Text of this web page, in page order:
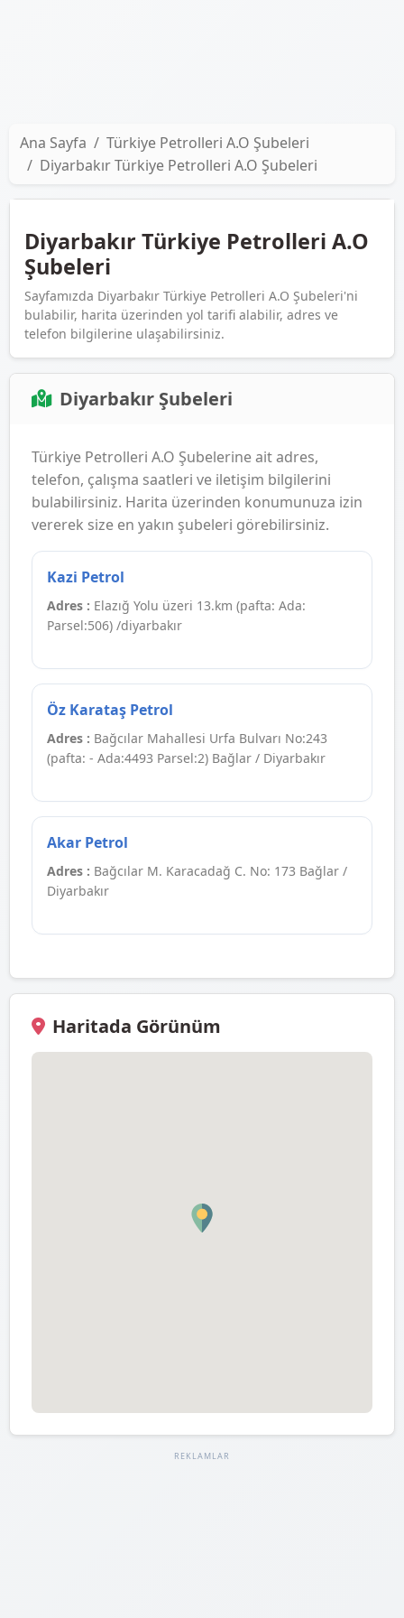
Ana Sayfa
Türkiye Petrolleri A.O Şubeleri
Diyarbakır Türkiye Petrolleri A.O Şubeleri
Diyarbakır Türkiye Petrolleri A.O
Şubeleri
Sayfamızda Diyarbakır Türkiye Petrolleri A.O Şubeleri'ni
bulabilir, harita üzerinden yol tarifi alabilir, adres ve
telefon bilgilerine ulaşabilirsiniz.
Diyarbakır Şubeleri
Türkiye Petrolleri A.O Şubelerine ait adres,
telefon, çalışma saatleri ve iletişim bilgilerini
bulabilirsiniz. Harita üzerinden konumunuza izin
vererek size en yakın şubeleri görebilirsiniz.
Kazi Petrol
Adres : Elazığ Yolu üzeri 13.km (pafta: Ada:
Parsel:506) /diyarbakır
Öz Karataş Petrol
Adres : Bağcılar Mahallesi Urfa Bulvarı No:243
(pafta: - Ada:4493 Parsel:2) Bağlar / Diyarbakır
Akar Petrol
Adres : Bağcılar M. Karacadağ C. No: 173 Bağlar /
Diyarbakır
Haritada Görünüm
REKLAMLAR